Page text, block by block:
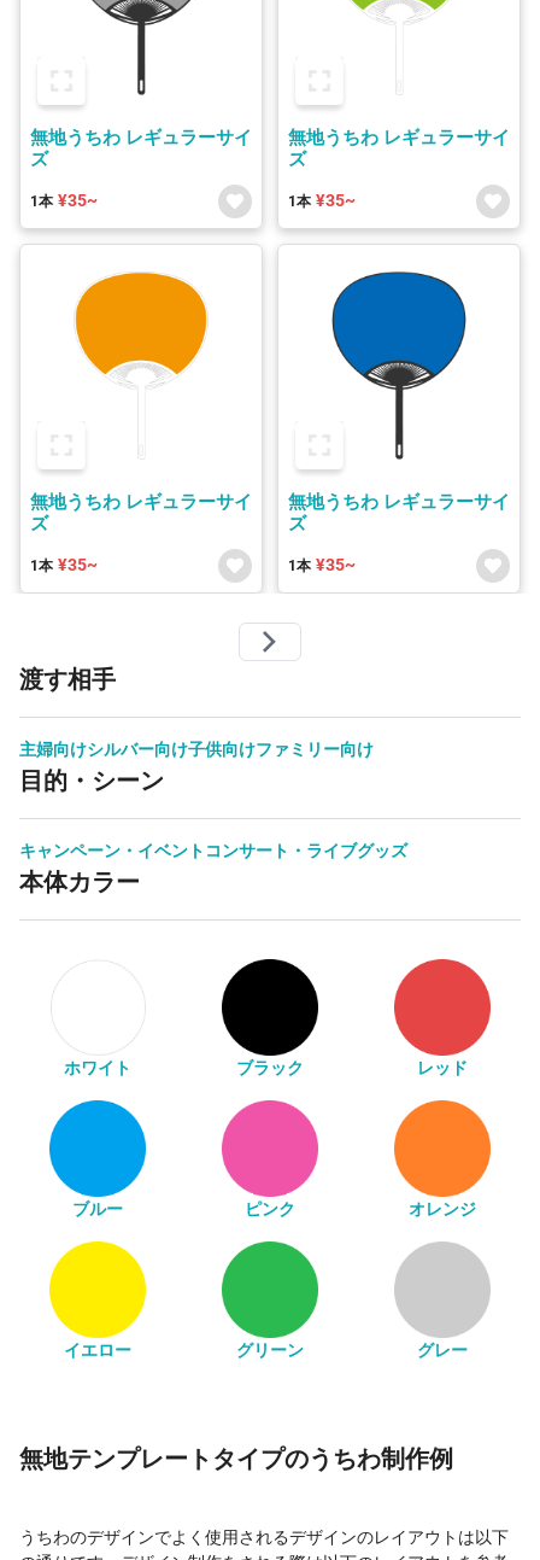
無地うちわ レギュラーサイ
ズ
1本 ¥35~
無地うちわ レギュラーサイ
ズ
1本 ¥35~
無地うちわ レギュラーサイ
ズ
1本 ¥35~
無地うちわ レギュラーサイ
ズ
1本 ¥35~
渡す相手
主婦向けシルバー向け子供向けファミリー向け
目的・シーン
キャンペーン・イベント コンサート・ライブグッズ
本体カラー
ホワイト ブラック レッド
ブルー ピンク オレンジ
イエロー グリーン グレー
無地テンプレートタイプのうちわ制作例
うちわのデザインでよく使用されるデザインのレイアウトは以下